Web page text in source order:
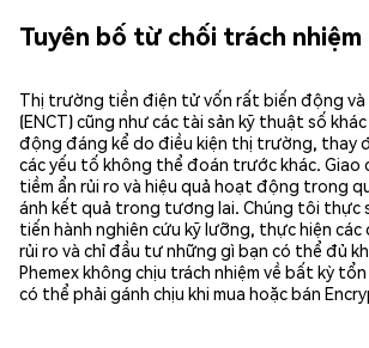
Tuyên bố từ chối trách nhiệm
Thị trường tiền điện tử vốn rất biến động và
(ENCT) cũng như các tài sản kỹ thuật số
động đáng kể do điều kiện thị trường, thay
các yếu tố không thể đoán trước khác.
tiềm ẩn rủi ro và hiệu quả hoạt động trong
ánh kết quả trong tương lai. Chúng tôi thực
tiến hành nghiên cứu kỹ lưỡng, thực hiện các
rủi ro và chỉ đầu tư những gì bạn có thể đủ
Phemex không chịu trách nhiệm về bất kỳ
có thể phải gánh chịu khi mua hoặc bán